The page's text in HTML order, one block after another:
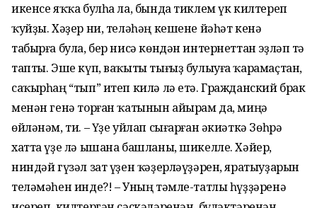
икенсе яҡҡа булһа ла, бында тиклем үк килтереп
ҡуйҙы. Хәҙер ни, теләһәң кешене йәһәт кенә
табырға була, бер нисә көндән интернеттан эҙләп тә
тапты. Эше күп, ваҡыты тығыҙ булыуға ҡарамаҫтан,
саҡырһаң “тып” итеп килә лә етә. Гражданский брак
менән генә торған ҡатынын айырам да, миңә
өйләнәм, ти. – Үҙе уйлап сығарған әкиәткә Зөһрә
хатта үҙе лә ышана башланы, шикелле. Хәйер,
ниндәй гүзәл зат үҙен ҡәҙерләүҙәрен, яратыуҙарын
теләмәһен инде?! – Уның тәмле-татлы һүҙҙәренә